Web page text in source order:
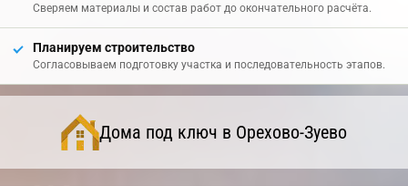
Сверяем материалы и состав работ до окончательного расчёта.
Планируем строительство
Согласовываем подготовку участка и последовательность этапов.
Дома под ключ в Орехово-Зуево